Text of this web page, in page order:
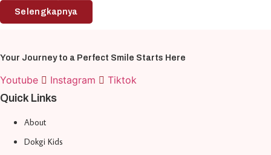
Selengkapnya
Your Journey to a Perfect Smile Starts Here
Youtube Instagram
Tiktok
Quick Links
About
Dokgi Kids